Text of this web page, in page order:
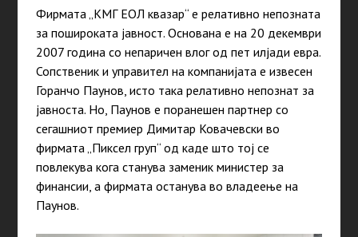
Фирмата „КМГ ЕОЛ квазар“ е релативно непозната
за пошироката јавност. Основана е на 20 декември
2007 година со непаричен влог од пет илјади евра.
Сопственик и управител на компанијата е извесен
Горанчо Паунов, исто така релативно непознат за
јавноста. Но, Паунов е поранешен партнер со
сегашниот премиер Димитар Ковачевски во
фирмата „Пиксел груп“ од каде што тој се
повлекува кога станува заменик министер за
финансии, а фирмата останува во владеење на
Паунов.